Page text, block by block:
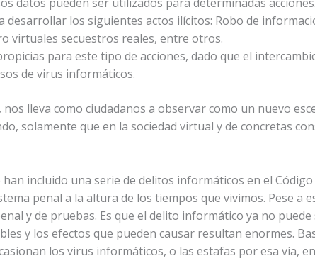
desarrollar los siguientes actos ilícitos: Robo de
virtuales secuestros reales, entre otros.
para este tipo de acciones, dado que el
de virus informáticos.
lleva como ciudadanos a observar como un nuevo
solamente que en la sociedad virtual y de concretas
incluido una serie de delitos informáticos en el
penal a la altura de los tiempos que vivimos. Pese a
y de pruebas. Es que el delito informático ya no
y los efectos que pueden causar resultan enormes.
los virus informáticos, o las estafas por esa vía,